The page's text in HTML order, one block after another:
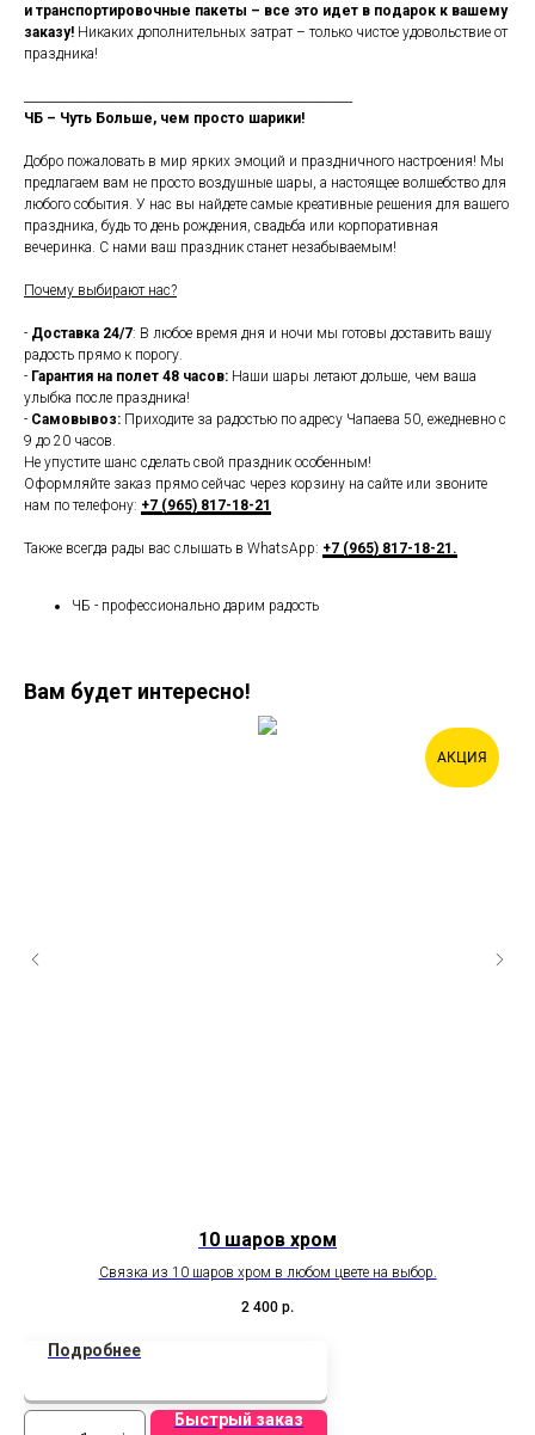
и транспортировочные пакеты – все это идет в подарок к вашему
заказу! Никаких дополнительных затрат – только чистое удовольствие от
праздника!
ЧБ – Чуть Больше, чем просто шарики!
Добро пожаловать в мир ярких эмоций и праздничного настроения! Мы
предлагаем вам не просто воздушные шары, а настоящее волшебство для
любого события. У нас вы найдете самые креативные решения для вашего
праздника, будь то день рождения, свадьба или корпоративная
вечеринка. С нами ваш праздник станет незабываемым!
Почему выбирают нас?
- Доставка 24/7: В любое время дня и ночи мы готовы доставить вашу
радость прямо к порогу.
- Гарантия на полет 48 часов: Наши шары летают дольше, чем ваша
улыбка после праздника!
- Самовывоз: Приходите за радостью по адресу Чапаева 50, ежедневно с
9 до 20 часов.
Не упустите шанс сделать свой праздник особенным!
Оформляйте заказ прямо сейчас через корзину на сайте или звоните
нам по телефону: +7 (965) 817-18-21
Также всегда рады вас слышать в WhatsApp: +7 (965) 817-18-21.
ЧБ - профессионально дарим радость
Вам будет интересно!
АКЦИЯ
10 шаров хром
Связка из 10 шаров хром в любом цвете на выбор.
2 400 р.
Подробнее
Быстрый заказ